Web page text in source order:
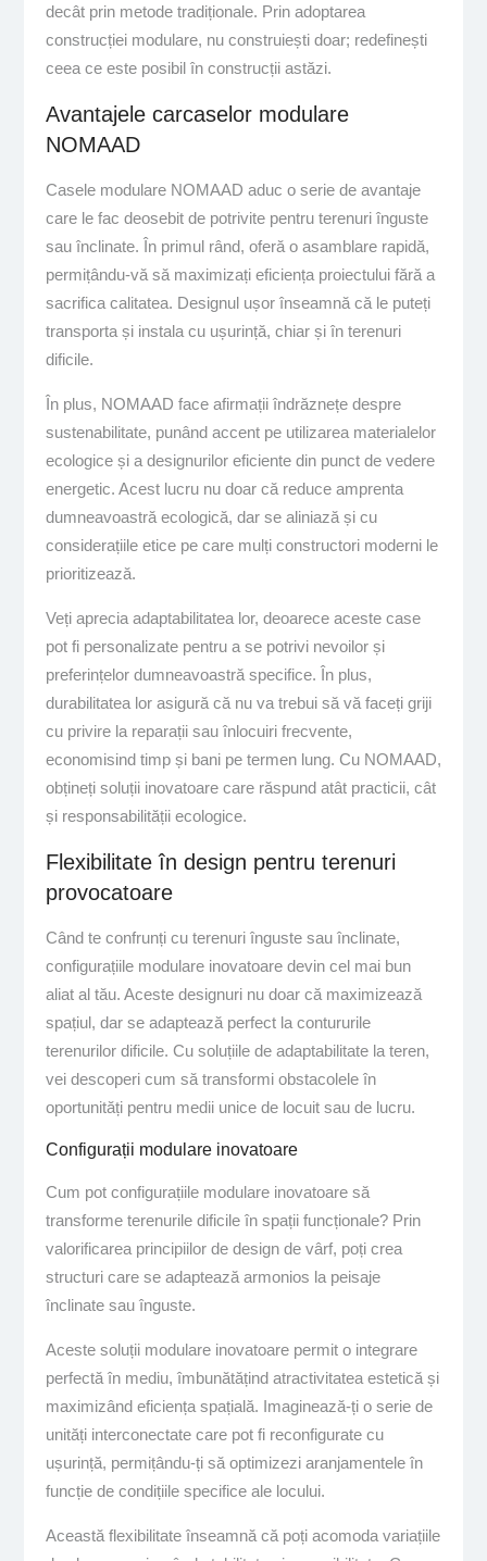
decât prin metode tradiționale. Prin adoptarea
construcției modulare, nu construiești doar; redefinești
ceea ce este posibil în construcții astăzi.
Avantajele carcaselor modulare
NOMAAD
Casele modulare NOMAAD aduc o serie de avantaje
care le fac deosebit de potrivite pentru terenuri înguste
sau înclinate. În primul rând, oferă o asamblare rapidă,
permițându-vă să maximizați eficiența proiectului fără a
sacrifica calitatea. Designul ușor înseamnă că le puteți
transporta și instala cu ușurință, chiar și în terenuri
dificile.
În plus, NOMAAD face afirmații îndrăznețe despre
sustenabilitate, punând accent pe utilizarea materialelor
ecologice și a designurilor eficiente din punct de vedere
energetic. Acest lucru nu doar că reduce amprenta
dumneavoastră ecologică, dar se aliniază și cu
considerațiile etice pe care mulți constructori moderni le
prioritizează.
Veți aprecia adaptabilitatea lor, deoarece aceste case
pot fi personalizate pentru a se potrivi nevoilor și
preferințelor dumneavoastră specifice. În plus,
durabilitatea lor asigură că nu va trebui să vă faceți griji
cu privire la reparații sau înlocuiri frecvente,
economisind timp și bani pe termen lung. Cu NOMAAD,
obțineți soluții inovatoare care răspund atât practicii, cât
și responsabilității ecologice.
Flexibilitate în design pentru terenuri
provocatoare
Când te confrunți cu terenuri înguste sau înclinate,
configurațiile modulare inovatoare devin cel mai bun
aliat al tău. Aceste designuri nu doar că maximizează
spațiul, dar se adaptează perfect la contururile
terenurilor dificile. Cu soluțiile de adaptabilitate la teren,
vei descoperi cum să transformi obstacolele în
oportunități pentru medii unice de locuit sau de lucru.
Configurații modulare inovatoare
Cum pot configurațiile modulare inovatoare să
transforme terenurile dificile în spații funcționale? Prin
valorificarea principiilor de design de vârf, poți crea
structuri care se adaptează armonios la peisaje
înclinate sau înguste.
Aceste soluții modulare inovatoare permit o integrare
perfectă în mediu, îmbunătățind atractivitatea estetică și
maximizând eficiența spațială. Imaginează-ți o serie de
unități interconectate care pot fi reconfigurate cu
ușurință, permițându-ți să optimizezi aranjamentele în
funcție de condițiile specifice ale locului.
Această flexibilitate înseamnă că poți acomoda variațiile